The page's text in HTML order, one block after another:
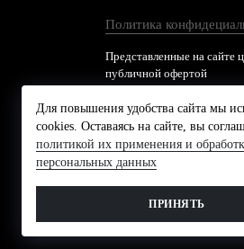
Политика
Представленные на сайте
публичной офертой
Для повышения удобства сайта мы
cookies. Оставаясь на сайте, вы
политикой их применения и
персональных данных
ПРИНЯТЬ